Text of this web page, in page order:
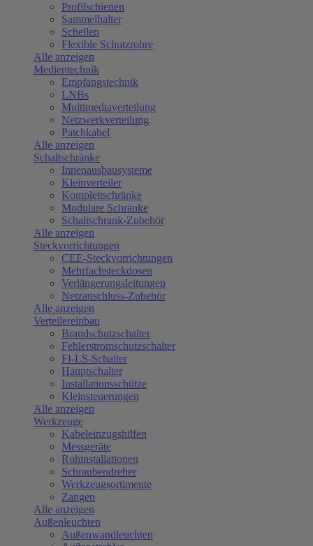
Profilschienen
Sammelhalter
Schellen
Flexible Schutzrohre
Alle anzeigen
Medientechnik
Empfangstechnik
LNBs
Multimediaverteilung
Netzwerkverteilung
Patchkabel
Alle anzeigen
Schaltschränke
Innenausbausysteme
Kleinverteiler
Komplettschränke
Modulare Schränke
Schaltschrank-Zubehör
Alle anzeigen
Steckvorrichtungen
CEE-Steckvorrichtungen
Mehrfachsteckdosen
Verlängerungsleitungen
Netzanschluss-Zubehör
Alle anzeigen
Verteilereinbau
Brandschutzschalter
Fehlerstromschutzschalter
FI-LS-Schalter
Hauptschalter
Installationsschütze
Kleinsteuerungen
Alle anzeigen
Werkzeuge
Kabeleinzugshilfen
Messgeräte
Rohinstallationen
Schraubendreher
Werkzeugsortimente
Zangen
Alle anzeigen
Außenleuchten
Außenwandleuchten